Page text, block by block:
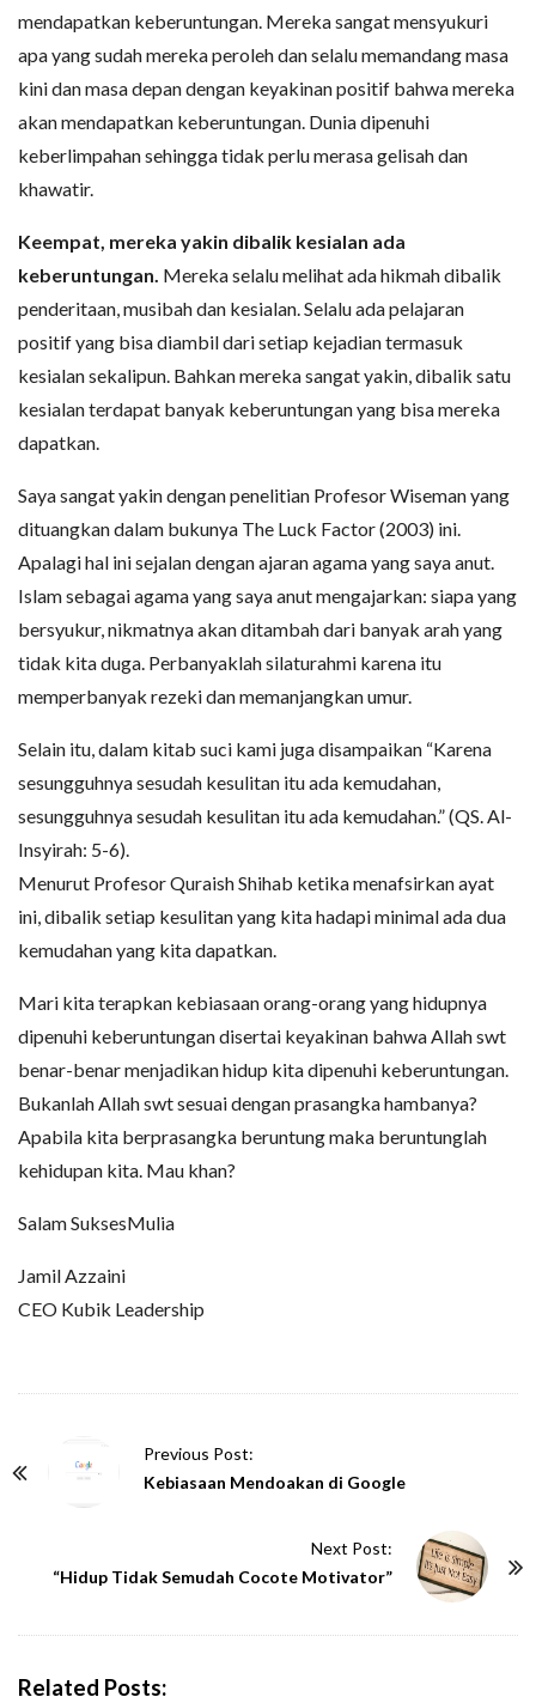
mendapatkan keberuntungan. Mereka sangat mensyukuri
apa yang sudah mereka peroleh dan selalu memandang masa
kini dan masa depan dengan keyakinan positif bahwa mereka
akan mendapatkan keberuntungan. Dunia dipenuhi
keberlimpahan sehingga tidak perlu merasa gelisah dan
khawatir.
Keempat, mereka yakin dibalik kesialan ada
keberuntungan. Mereka selalu melihat ada hikmah dibalik
penderitaan, musibah dan kesialan. Selalu ada pelajaran
positif yang bisa diambil dari setiap kejadian termasuk
kesialan sekalipun. Bahkan mereka sangat yakin, dibalik satu
kesialan terdapat banyak keberuntungan yang bisa mereka
dapatkan.
Saya sangat yakin dengan penelitian Profesor Wiseman yang
dituangkan dalam bukunya The Luck Factor (2003) ini.
Apalagi hal ini sejalan dengan ajaran agama yang saya anut.
Islam sebagai agama yang saya anut mengajarkan: siapa yang
bersyukur, nikmatnya akan ditambah dari banyak arah yang
tidak kita duga. Perbanyaklah silaturahmi karena itu
memperbanyak rezeki dan memanjangkan umur.
Selain itu, dalam kitab suci kami juga disampaikan “Karena
sesungguhnya sesudah kesulitan itu ada kemudahan,
sesungguhnya sesudah kesulitan itu ada kemudahan.” (QS. Al-
Insyirah: 5-6).
Menurut Profesor Quraish Shihab ketika menafsirkan ayat
ini, dibalik setiap kesulitan yang kita hadapi minimal ada dua
kemudahan yang kita dapatkan.
Mari kita terapkan kebiasaan orang-orang yang hidupnya
dipenuhi keberuntungan disertai keyakinan bahwa Allah swt
benar-benar menjadikan hidup kita dipenuhi keberuntungan.
Bukanlah Allah swt sesuai dengan prasangka hambanya?
Apabila kita berprasangka beruntung maka beruntunglah
kehidupan kita. Mau khan?
Salam SuksesMulia
Jamil Azzaini
CEO Kubik Leadership
Previous Post:
Kebiasaan Mendoakan di Google
Next Post:
“Hidup Tidak Semudah Cocote Motivator”
Related Posts: